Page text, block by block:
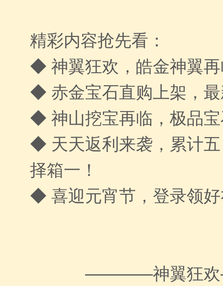
精彩内容抢先看：
◆ 神翼狂欢，皓金神翼
◆ 赤金宝石直购上架，
◆ 神山挖宝再临，极品
◆ 天天返利来袭，累计
择箱一！
◆ 喜迎元宵节，登录领
————神翼狂